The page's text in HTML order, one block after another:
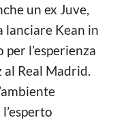
un ex Juve,
lanciare Kean in
l’esperienza
al Real Madrid.